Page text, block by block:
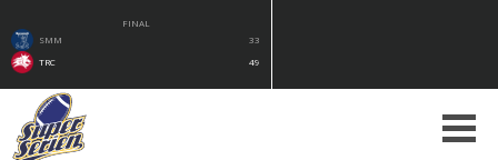
FINAL
SMM
33
TRC
49